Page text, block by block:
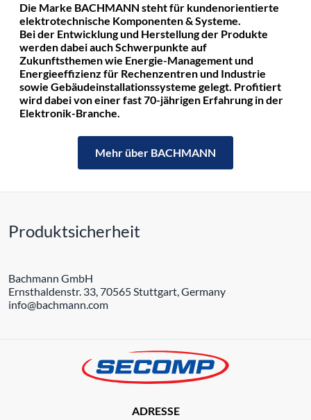
Die Marke BACHMANN steht für kundenorientierte
elektrotechnische Komponenten & Systeme.
Bei der Entwicklung und Herstellung der Produkte
werden dabei auch Schwerpunkte auf
Zukunftsthemen wie Energie-Management und
Energieeffizienz für Rechenzentren und Industrie
sowie Gebäudeinstallationssysteme gelegt. Profitiert
wird dabei von einer fast 70-jährigen Erfahrung in der
Elektronik-Branche.
Mehr über BACHMANN
Produktsicherheit
Bachmann GmbH
Ernsthaldenstr. 33, 70565 Stuttgart, Germany
info@bachmann.com
ADRESSE